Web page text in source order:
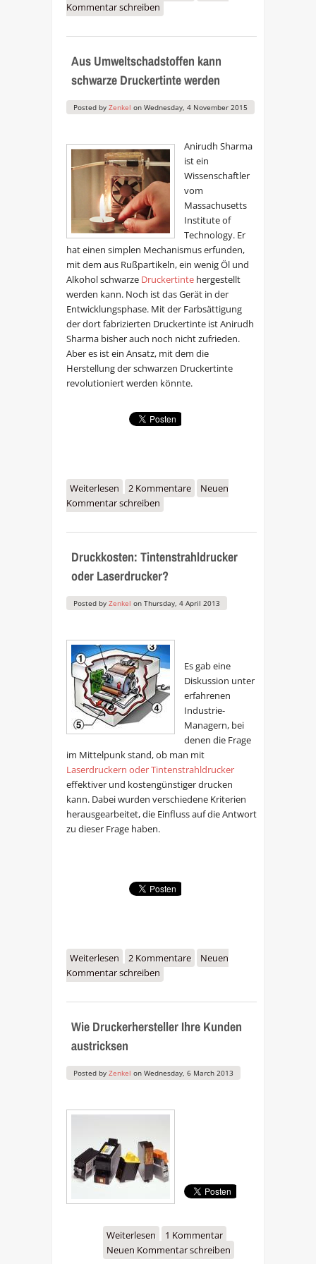
automatischen Updates bei Ihrem
Kommentar schreiben
Aus Umweltschadstoffen kann
schwarze Druckertinte werden
Posted by Zenkel on Wednesday, 4 November 2015
Anirudh Sharma
ist ein
Wissenschaftler
vom
Massachusetts
Institute of
Technology. Er
hat einen simplen Mechanismus erfunden,
mit dem aus Rußpartikeln, ein wenig Öl und
Alkohol schwarze Druckertintehergestellt
werden kann. Noch ist das Gerät in der
Entwicklungsphase. Mit der Farbsättigung
der dort fabrizierten Druckertinte ist Anirudh
Sharma bisher auch noch nicht zufrieden.
Aber es ist ein Ansatz, mit dem die
Herstellung der schwarzen Druckertinte
revolutioniert werden könnte.
Weiterlesenüber Aus Umweltschadstoffen
kann schwarze Druckertinte
2 Kommentare
Neuen
Kommentar schreiben
Druckkosten: Tintenstrahldrucker
oder Laserdrucker?
Posted by Zenkel on Thursday, 4 April 2013
Es gab eine
Diskussion unter
erfahrenen
Industrie-
Managern, bei
denen die Frage
im Mittelpunk stand, ob man mit
Laserdruckern oder Tintenstrahldrucker
effektiver und kostengünstiger drucken
kann. Dabei wurden verschiedene Kriterien
herausgearbeitet, die Einfluss auf die Antwort
zu dieser Frage haben.
Weiterlesenüber Druckkosten:
Tintenstrahldrucker oder
2 Kommentare
Neuen
Kommentar schreiben
Wie Druckerhersteller Ihre Kunden
austricksen
Posted by Zenkel on Wednesday, 6 March 2013
Weiterlesenüber Wie
Druckerhersteller Ihre
1 Kommentar
Neuen Kommentar schreiben